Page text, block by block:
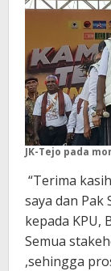
JK-Tejo pada
“Terima
saya dan Pak
kepada KPU,
Semua
,sehingga